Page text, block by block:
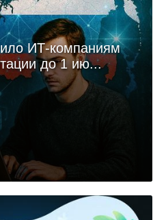
ИТ-компаниям
до 1 ию...